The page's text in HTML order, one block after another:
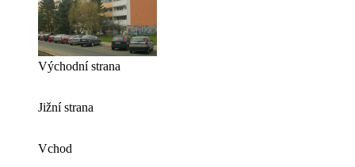
Východní strana
Jižní strana
Vchod